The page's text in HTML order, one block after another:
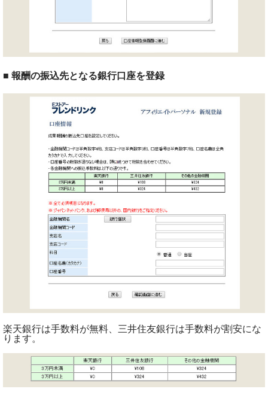
■ 報酬の振込先となる銀行口座を登録
楽天銀行は手数料が無料、三井住友銀行は手数料が割安にな
ります。